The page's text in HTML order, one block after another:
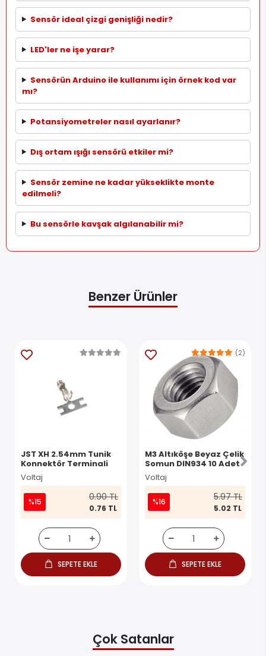
Sensör ideal çizgi genişliği nedir?
LED'ler ne işe yarar?
Sensörün Arduino ile kullanımı için örnek kod var
mı?
Potansiyometreler nasıl ayarlanır?
Dış ortam ışığı sensörü etkiler mi?
Sensör zemine ne kadar yükseklikte monte
edilmeli?
Bu sensörle kavşak algılanabilir mi?
Benzer Ürünler
JST XH 2.54mm Tunik
Konnektör Terminali
Voltaj
%15 0.90 TL
0.76 TL
SEPETE EKLE
M3 Altıköşe Beyaz Çelik
Somun DIN934 10 Adet
Voltaj
(2)
%16 5.97 TL
5.02 TL
SEPETE EKLE
Çok Satanlar